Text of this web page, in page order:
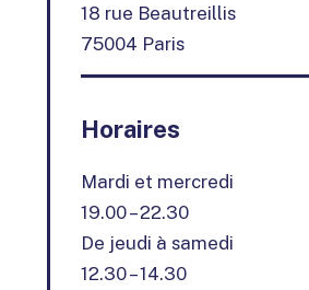
18 rue Beautreillis
75004 Paris
Horaires
Mardi et mercredi
19.00 – 22.30
De jeudi à samedi
12.30 – 14.30